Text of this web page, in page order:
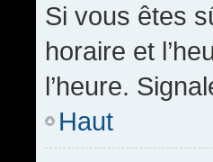
Si vous êtes
horaire et
l’heure.
Haut